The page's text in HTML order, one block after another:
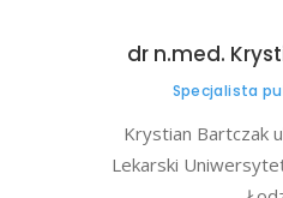
dr n.med.
Specjalista
Krystian Bartczak
Lekarski